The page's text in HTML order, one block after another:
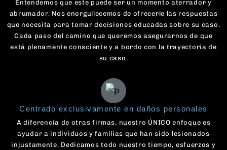
Entendemos que este puede ser un momento aterrador y
abrumador. Nos enorgullecemos de ofrecerle las respuestas
que necesita para tomar decisiones educadas sobre su caso.
Cada paso del camino que queremos asegurarnos de que
está plenamente consciente y a bordo con la trayectoria de
su caso.
Centrado exclusivamente en daños personales
A diferencia de otras firmas, nuestro ÚNICO enfoque es
ayudar a individuos y familias que han sido lesionados
injustamente. Dedicamos todo nuestro tiempo, esfuerzos y